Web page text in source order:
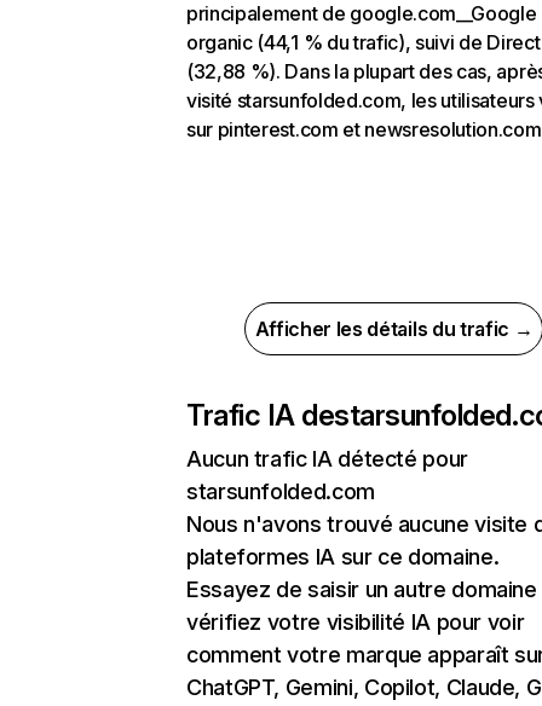
principalement de google.com__Google
organic (44,1 % du trafic), suivi de Direct
(32,88 %). Dans la plupart des cas,
visité starsunfolded.com, les utilisateurs
sur pinterest.com et
Afficher les détails du trafic →
Trafic IA de
Aucun trafic IA détecté pour
starsunfolded.com
Nous n'avons trouvé aucune visite
plateformes IA sur ce domaine.
Essayez de saisir un autre domaine
vérifiez votre visibilité IA pour voir
comment votre marque apparaît
ChatGPT, Gemini, Copilot, Claude,